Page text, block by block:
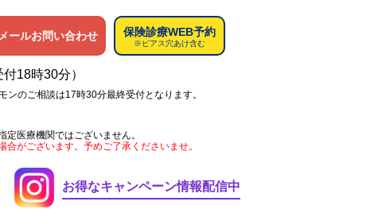
ールお問い合わせ 保険診療WEB予約
※ピアス穴あけ含む
18時30分）
のご相談は17時30分最終受付となります。
医療機関ではございません。
がございます。予めご了承くださいませ。
お得なキャンペーン情報配信中